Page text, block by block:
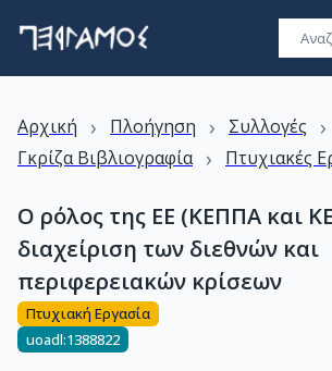
Αρχική › Πλοήγηση › Συλλογές ›
Γκρίζα Βιβλιογραφία › Πτυχιακές
Ο ρόλος της ΕΕ (ΚΕΠΠΑ και
διαχείριση των διεθνών και
περιφερειακών κρίσεων
Πτυχιακή Εργασία
uoadl:1388822